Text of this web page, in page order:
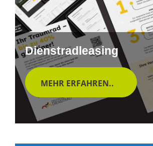
Dienstradleasing
MEHR ERFAHREN..